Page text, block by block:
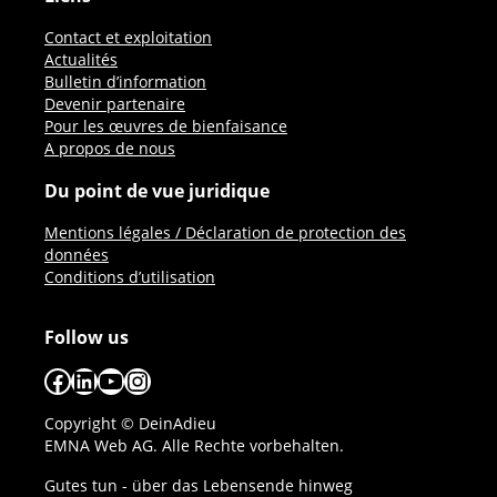
Contact et exploitation
Actualités
Bulletin d’information
Devenir partenaire
Pour les œuvres de bienfaisance
A propos de nous
Du point de vue juridique
Mentions légales / Déclaration de protection des
données
Conditions d’utilisation
Follow us
Facebook
LinkedIn
YouTube
Instagram
Copyright © DeinAdieu
EMNA Web AG. Alle Rechte vorbehalten.
Gutes tun - über das Lebensende hinweg